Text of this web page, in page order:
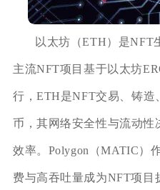
以太坊（ETH）是NFT
主流NFT项目基于以太坊
行，ETH是NFT交易、铸造
币，其网络安全性与流动
效率。Polygon（MATIC）
费与高吞吐量成为NFT项目